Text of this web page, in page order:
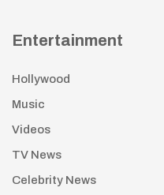
Entertainment
Hollywood
Music
Videos
TV News
Celebrity News